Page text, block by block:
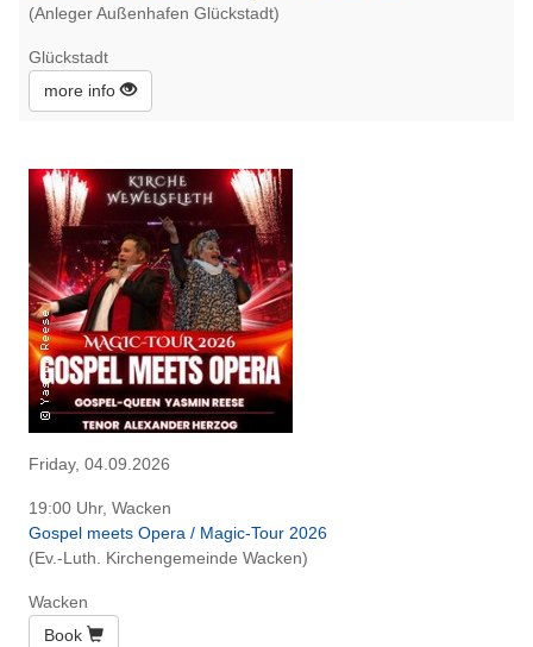
(Anleger Außenhafen Glückstadt)
Glückstadt
more info
Friday, 04.09.2026
19:00 Uhr, Wacken
Gospel meets Opera / Magic-Tour 2026
(Ev.-Luth. Kirchengemeinde Wacken)
Wacken
Book